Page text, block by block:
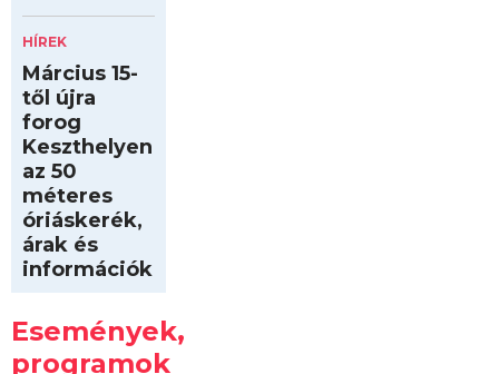
HÍREK
Március 15-
től újra
forog
Keszthelyen
az 50
méteres
óriáskerék,
árak és
információk
Események,
programok
Kilóméterek
2026